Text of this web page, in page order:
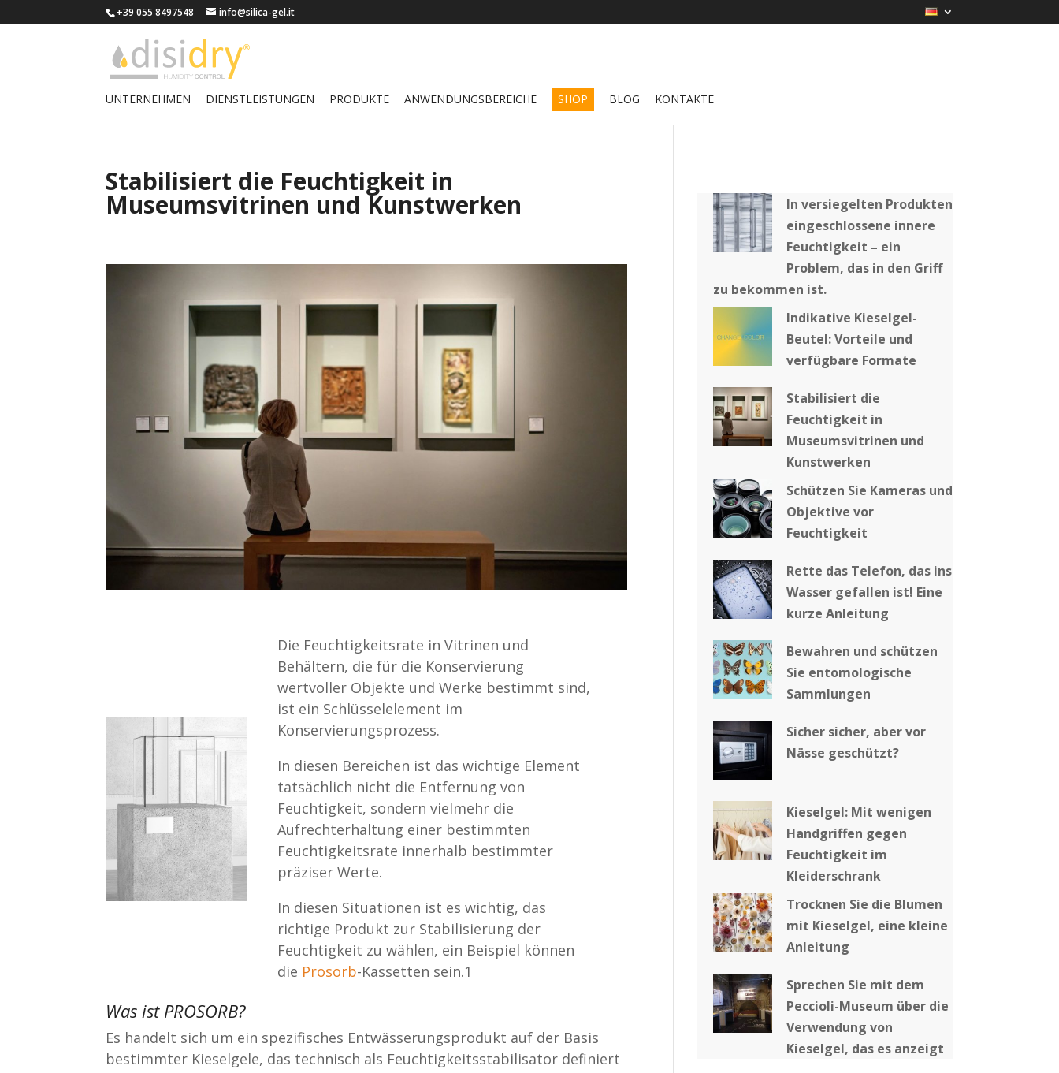
+39 055 8497548 info@silica-gel.it
UNTERNEHMEN DIENSTLEISTUNGEN PRODUKTE ANWENDUNGSBEREICHE SHOP BLOG KONTAKTE
Stabilisiert die Feuchtigkeit in
Museumsvitrinen und Kunstwerken
Die Feuchtigkeitsrate in Vitrinen und
Behältern, die für die Konservierung
wertvoller Objekte und Werke bestimmt sind,
ist ein Schlüsselelement im
Konservierungsprozess.
In diesen Bereichen ist das wichtige Element
tatsächlich nicht die Entfernung von
Feuchtigkeit, sondern vielmehr die
Aufrechterhaltung einer bestimmten
Feuchtigkeitsrate innerhalb bestimmter
präziser Werte.
In diesen Situationen ist es wichtig, das
richtige Produkt zur Stabilisierung der
Feuchtigkeit zu wählen, ein Beispiel können
die Prosorb-Kassetten sein.1
Was ist PROSORB?
Es handelt sich um ein spezifisches Entwässerungsprodukt auf der Basis
bestimmter Kieselgele, das technisch als Feuchtigkeitsstabilisator definiert
In versiegelten Produkten
eingeschlossene innere
Feuchtigkeit – ein
Problem, das in den Griff
zu bekommen ist.
Indikative Kieselgel-
Beutel: Vorteile und
verfügbare Formate
Stabilisiert die
Feuchtigkeit in
Museumsvitrinen und
Kunstwerken
Schützen Sie Kameras und
Objektive vor
Feuchtigkeit
Rette das Telefon, das ins
Wasser gefallen ist! Eine
kurze Anleitung
Bewahren und schützen
Sie entomologische
Sammlungen
Sicher sicher, aber vor
Nässe geschützt?
Kieselgel: Mit wenigen
Handgriffen gegen
Feuchtigkeit im
Kleiderschrank
Trocknen Sie die Blumen
mit Kieselgel, eine kleine
Anleitung
Sprechen Sie mit dem
Peccioli-Museum über die
Verwendung von
Kieselgel, das es anzeigt